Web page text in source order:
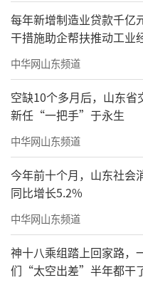
每年新增制造业贷款千亿
干措施助企帮扶推动工业
中华网山东频道
空缺10个多月后，山东省
新任“一把手”于永生
中华网山东频道
今年前十个月，山东社会
同比增长5.2%
中华网山东频道
神十八乘组踏上回家路，
们“太空出差”半年都干